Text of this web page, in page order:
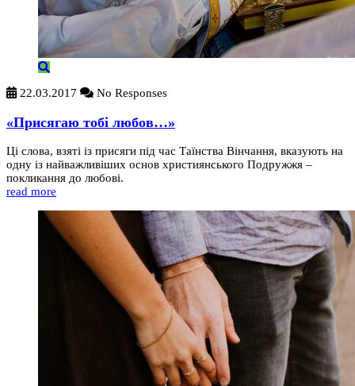
22.03.2017 No Responses
«Присягаю тобі любов…»
Ці слова, взяті із присяги під час Таїнства Вінчання, вказують на
одну із найважливіших основ християнського Подружжя –
покликання до любові.
read more